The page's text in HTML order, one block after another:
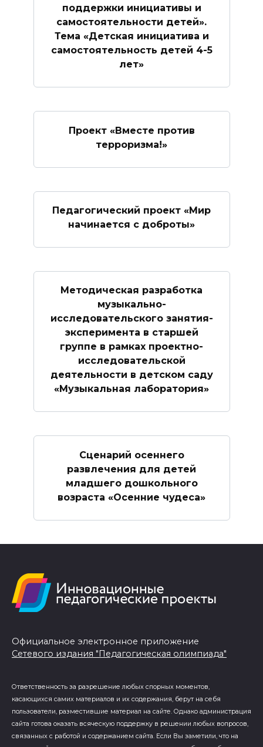
поддержки инициативы и
самостоятельности детей».
Тема «Детская инициатива и
самостоятельность детей 4-5
лет»
Проект «Вместе против
терроризма!»
Педагогический проект «Мир
начинается с доброты»
Методическая разработка
музыкально-
исследовательского занятия-
эксперимента в старшей
группе в рамках проектно-
исследовательской
деятельности в детском саду
«Музыкальная лаборатория»
Сценарий осеннего
развлечения для детей
младшего дошкольного
возраста «Осенние чудеса»
Официальное электронное приложение
Сетевого издания "Педагогическая олимпиада"
Ответственность за разрешение любых спорных моментов,
касающихся самих материалов и их содержания, берут на себя
пользователи, разместившие материал на сайте. Однако администрация
сайта готова оказать всяческую поддержку в решении любых вопросов,
связанных с работой и содержанием сайта. Если Вы заметили, что на